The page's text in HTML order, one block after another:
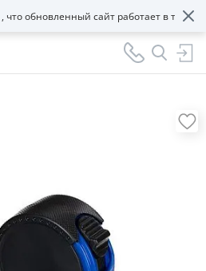
сайт работает в тестовом